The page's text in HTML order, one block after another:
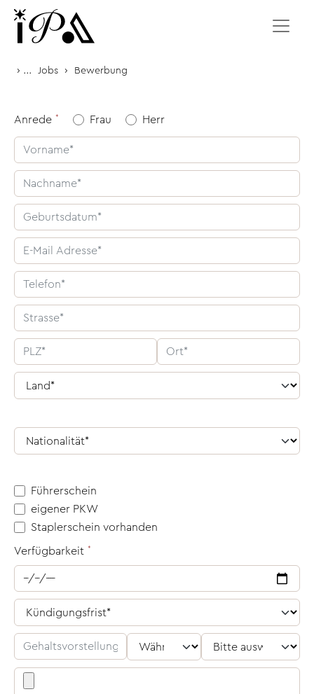
Zum Inhalt springen
› ... Jobs › Bewerbung
Anrede Frau Herr
Führerschein
eigener PKW
Staplerschein vorhanden
Verfügbarkeit